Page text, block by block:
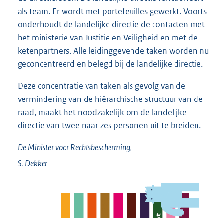
als team. Er wordt met portefeuilles gewerkt. Voorts
onderhoudt de landelijke directie de contacten met
het ministerie van Justitie en Veiligheid en met de
ketenpartners. Alle leidinggevende taken worden nu
geconcentreerd en belegd bij de landelijke directie.
Deze concentratie van taken als gevolg van de
vermindering van de hiërarchische structuur van de
raad, maakt het noodzakelijk om de landelijke
directie van twee naar zes personen uit te breiden.
De Minister voor Rechtsbescherming,
S. Dekker